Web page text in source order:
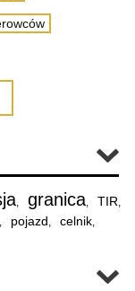
, granica, TIR,
, pojazd, celnik,